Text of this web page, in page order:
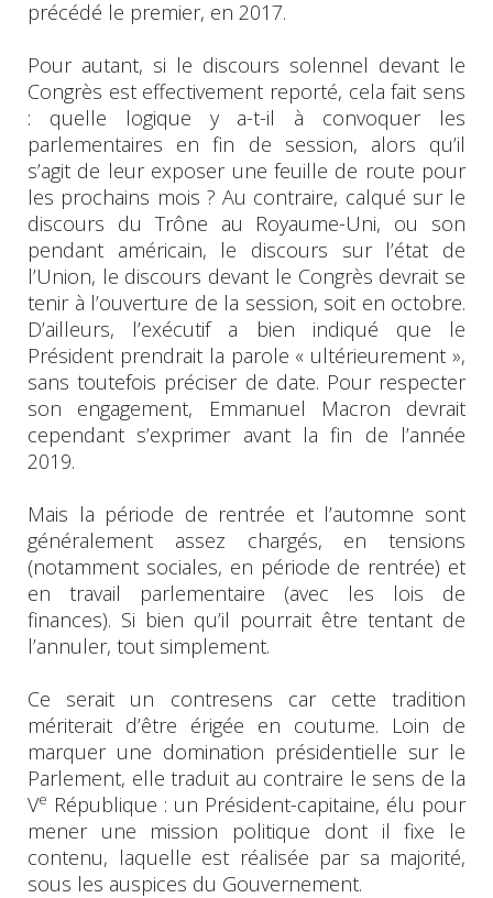
précédé le premier, en 2017.
Pour autant, si le discours solennel devant le
Congrès est effectivement reporté, cela fait sens
: quelle logique y a-t-il à convoquer les
parlementaires en fin de session, alors qu’il
s’agit de leur exposer une feuille de route pour
les prochains mois ? Au contraire, calqué sur le
discours du Trône au Royaume-Uni, ou son
pendant américain, le discours sur l’état de
l’Union, le discours devant le Congrès devrait se
tenir à l’ouverture de la session, soit en octobre.
D’ailleurs, l’exécutif a bien indiqué que le
Président prendrait la parole « ultérieurement »,
sans toutefois préciser de date. Pour respecter
son engagement, Emmanuel Macron devrait
cependant s’exprimer avant la fin de l’année
2019.
Mais la période de rentrée et l’automne sont
généralement assez chargés, en tensions
(notamment sociales, en période de rentrée) et
en travail parlementaire (avec les lois de
finances). Si bien qu’il pourrait être tentant de
l’annuler, tout simplement.
Ce serait un contresens car cette tradition
mériterait d’être érigée en coutume. Loin de
marquer une domination présidentielle sur le
Parlement, elle traduit au contraire le sens de la
Ve République : un Président-capitaine, élu pour
mener une mission politique dont il fixe le
contenu, laquelle est réalisée par sa majorité,
sous les auspices du Gouvernement.